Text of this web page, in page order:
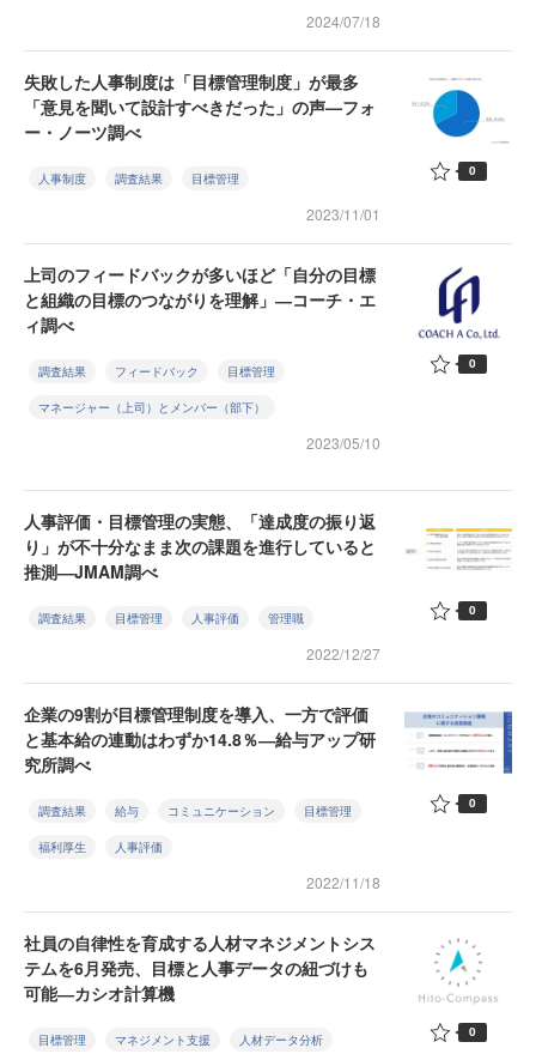
2024/07/18
失敗した人事制度は「目標管理制度」が最多
「意見を聞いて設計すべきだった」の声—フォ
ー・ノーツ調べ
人事制度 調査結果 目標管理
2023/11/01
0
上司のフィードバックが多いほど「自分の目標
と組織の目標のつながりを理解」―コーチ・エ
ィ調べ
調査結果 フィードバック 目標管理
マネージャー（上司）とメンバー（部下）
2023/05/10
0
人事評価・目標管理の実態、「達成度の振り返
り」が不十分なまま次の課題を進行していると
推測―JMAM調べ
調査結果 目標管理 人事評価 管理職
2022/12/27
0
企業の9割が目標管理制度を導入、一方で評価
と基本給の連動はわずか14.8％―給与アップ研
究所調べ
調査結果 給与 コミュニケーション 目標管理
福利厚生 人事評価
2022/11/18
0
社員の自律性を育成する人材マネジメントシス
テムを6月発売、目標と人事データの紐づけも
可能―カシオ計算機
目標管理 マネジメント支援 人材データ分析 0